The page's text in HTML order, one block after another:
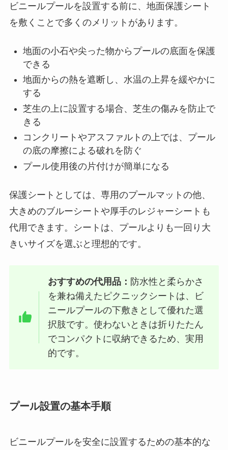
ビニールプールを設置する前に、地面保護シート
を敷くことで多くのメリットがあります。
地面の小石や尖った物からプールの底面を保護
できる
地面からの熱を遮断し、水温の上昇を緩やかに
する
芝生の上に設置する場合、芝生の傷みを防止で
きる
コンクリートやアスファルトの上では、プール
の底の摩擦による破れを防ぐ
プール使用後の片付けが簡単になる
保護シートとしては、専用のプールマットの他、
大きめのブルーシートや厚手のレジャーシートも
代用できます。シートは、プールよりも一回り大
きいサイズを選ぶと理想的です。
おすすめの代用品： 防水性と柔らかさ
を兼ね備えたピクニックシートは、ビ
ニールプールの下敷きとして優れた選
択肢です。使わないときは折りたたん
でコンパクトに収納できるため、実用
的です。
プール設置の基本手順
ビニールプールを安全に設置するための基本的な